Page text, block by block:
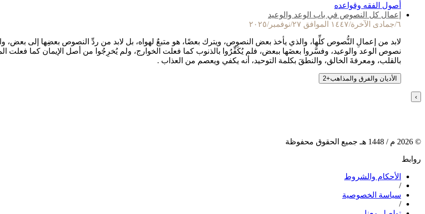
أصول الفقه وقواعده
إعمال كل النصوص في باب الوعد والوعيد
٦/جمادى الآخرة/١٤٤٧ الموافق ٢٧/نوفمبر/٢٠٢٥
لابد من إعمالِ النُّصوص كلِّها، والذي يأخذ بعض النصوص، ويترك بعضًا، هو متبعٌ لهواه، بل لابد من ردِّ النصوص بعضِها إلى بعض،
نصوص الوعد والوعيد، وفسَّروا بعضَها ببعض، فلم يُكَفِّرُوا بالذنوب كما فعلت الخوارج، ولم يُخرِجُوا من أصل الإيمان كما فعلت
بالقلب، ومعرفةَ الخالق، والنطقَ بكلمة التوحيد، أنه يكفي ويعصم من العذاب .
الأديان والفرق والمذاهب+
2
›
©
2026 م / 1448 هـ جميع الحقوق محفوظة
روابط
الأحكام والشروط
/
سياسة الخصوصية
/